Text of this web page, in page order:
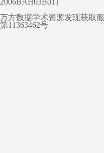
2006BAH03B01）
万方数据学术资源发现获取
第11363462号